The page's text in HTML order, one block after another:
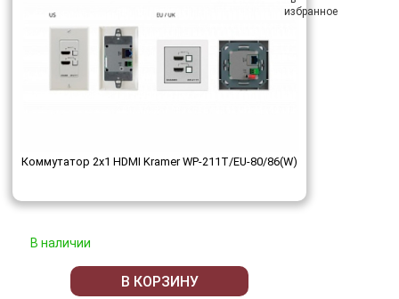
Коммутатор 2х1 HDMI Kramer WP-211T/EU-80/86(W)
В наличии
В КОРЗИНУ